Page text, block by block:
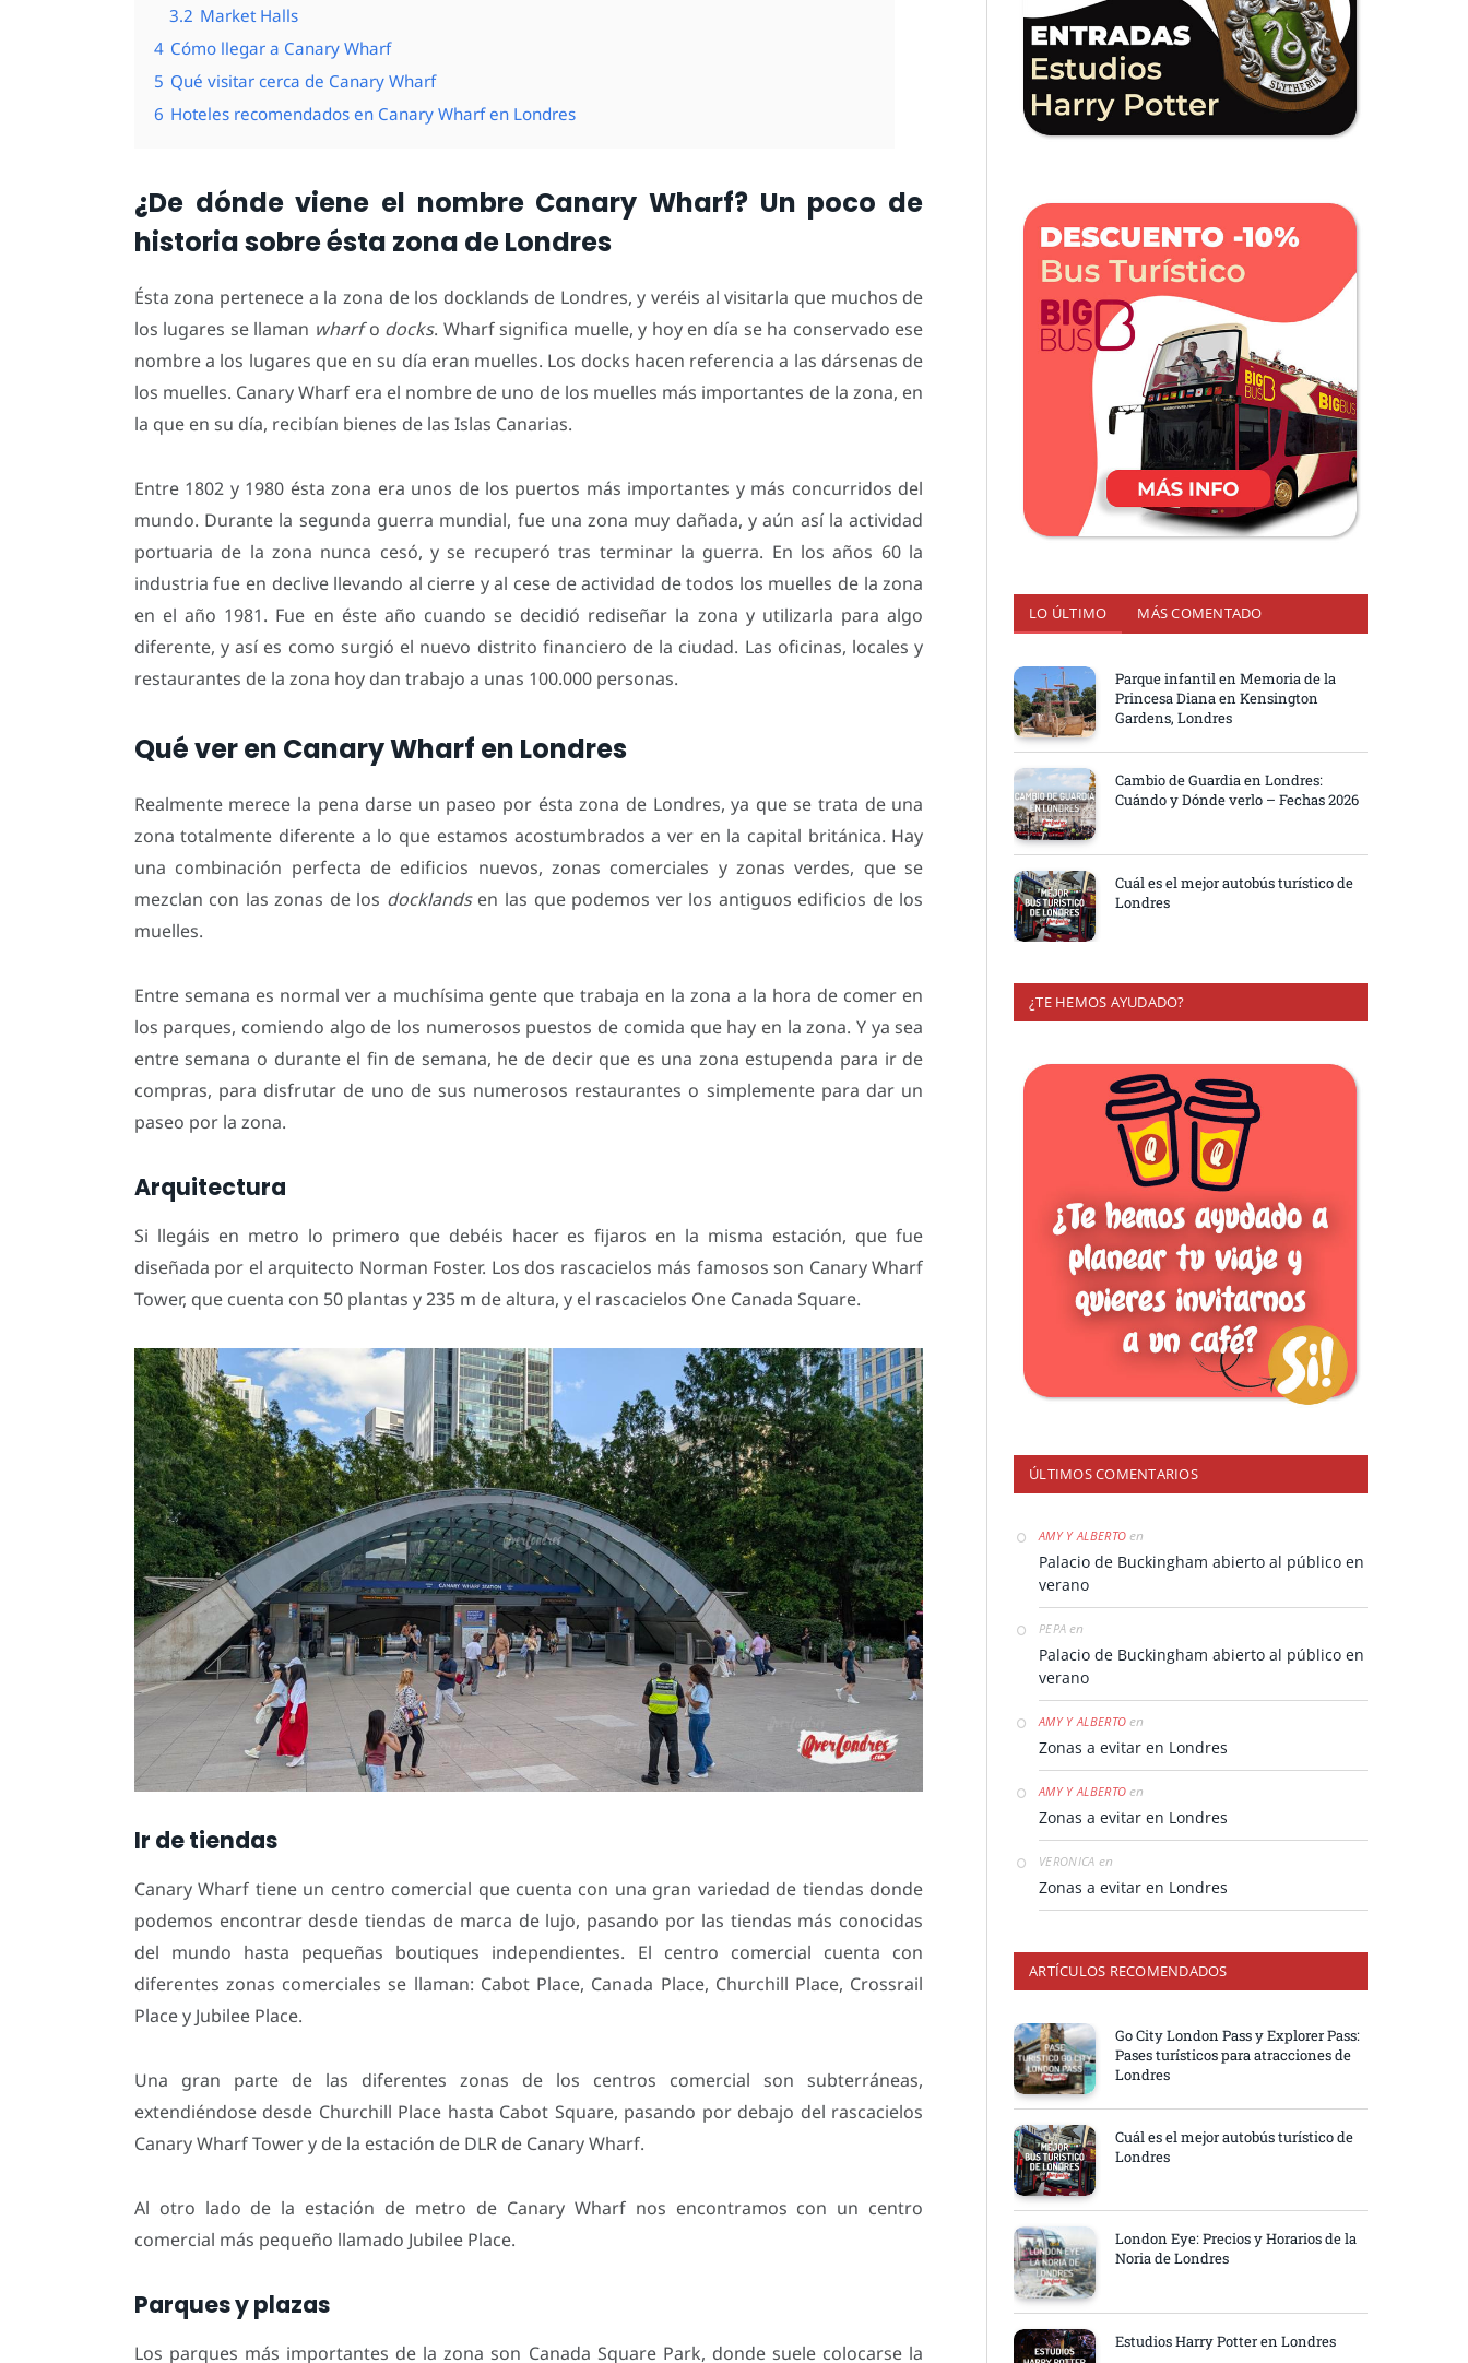
3.2 Market Halls
4 Cómo llegar a Canary Wharf
5 Qué visitar cerca de Canary Wharf
6 Hoteles recomendados en Canary Wharf en Londres
¿De dónde viene el nombre Canary Wharf? Un poco de
historia sobre ésta zona de Londres
Ésta zona pertenece a la zona de los docklands de Londres, y veréis al visitarla que muchos de
los lugares se llaman wharfo docks. Wharf significa muelle, y hoy en día se ha conservado ese
nombre a los lugares que en su día eran muelles. Los docks hacen referencia a las dársenas de
los muelles. Canary Wharf era el nombre de uno de los muelles más importantes de la zona, en
la que en su día, recibían bienes de las Islas Canarias.
Entre 1802 y 1980 ésta zona era unos de los puertos más importantes y más concurridos del
mundo. Durante la segunda guerra mundial, fue una zona muy dañada, y aún así la actividad
portuaria de la zona nunca cesó, y se recuperó tras terminar la guerra. En los años 60 la
industria fue en declive llevando al cierre y al cese de actividad de todos los muelles de la zona
en el año 1981. Fue en éste año cuando se decidió rediseñar la zona y utilizarla para algo
diferente, y así es como surgió el nuevo distrito financiero de la ciudad. Las oficinas, locales y
restaurantes de la zona hoy dan trabajo a unas 100.000 personas.
Qué ver en Canary Wharf en Londres
Realmente merece la pena darse un paseo por ésta zona de Londres, ya que se trata de una
zona totalmente diferente a lo que estamos acostumbrados a ver en la capital británica. Hay
una combinación perfecta de edificios nuevos, zonas comerciales y zonas verdes, que se
mezclan con las zonas de los docklandsen las que podemos ver los antiguos edificios de los
muelles.
Entre semana es normal ver a muchísima gente que trabaja en la zona a la hora de comer en
los parques, comiendo algo de los numerosos puestos de comida que hay en la zona. Y ya sea
entre semana o durante el fin de semana, he de decir que es una zona estupenda para ir de
compras, para disfrutar de uno de sus numerosos restaurantes o simplemente para dar un
paseo por la zona.
Arquitectura
Si llegáis en metro lo primero que debéis hacer es fijaros en la misma estación, que fue
diseñada por el arquitecto Norman Foster. Los dos rascacielos más famosos son Canary Wharf
Tower, que cuenta con 50 plantas y 235 m de altura, y el rascacielos One Canada Square.
Ir de tiendas
Canary Wharf tiene un centro comercial que cuenta con una gran variedad de tiendas donde
podemos encontrar desde tiendas de marca de lujo, pasando por las tiendas más conocidas
del mundo hasta pequeñas boutiques independientes. El centro comercial cuenta con
diferentes zonas comerciales se llaman: Cabot Place, Canada Place, Churchill Place, Crossrail
Place y Jubilee Place.
Una gran parte de las diferentes zonas de los centros comercial son subterráneas,
extendiéndose desde Churchill Place hasta Cabot Square, pasando por debajo del rascacielos
Canary Wharf Tower y de la estación de DLR de Canary Wharf.
Al otro lado de la estación de metro de Canary Wharf nos encontramos con un centro
comercial más pequeño llamado Jubilee Place.
Parques y plazas
Los parques más importantes de la zona son Canada Square Park, donde suele colocarse la
LO ÚLTIMO MÁS COMENTADO
Parque infantil en Memoria de la
Princesa Diana en Kensington
Gardens, Londres
Cambio de Guardia en Londres:
Cuándo y Dónde verlo – Fechas 2026
Cuál es el mejor autobús turístico de
Londres
¿TE HEMOS AYUDADO?
ÚLTIMOS COMENTARIOS
AMY Y ALBERTO en
Palacio de Buckingham abierto al público en
verano
PEPA en
Palacio de Buckingham abierto al público en
verano
AMY Y ALBERTO en
Zonas a evitar en Londres
AMY Y ALBERTO en
Zonas a evitar en Londres
VERONICA en
Zonas a evitar en Londres
ARTÍCULOS RECOMENDADOS
Go City London Pass y Explorer Pass:
Pases turísticos para atracciones de
Londres
Cuál es el mejor autobús turístico de
Londres
London Eye: Precios y Horarios de la
Noria de Londres
Estudios Harry Potter en Londres